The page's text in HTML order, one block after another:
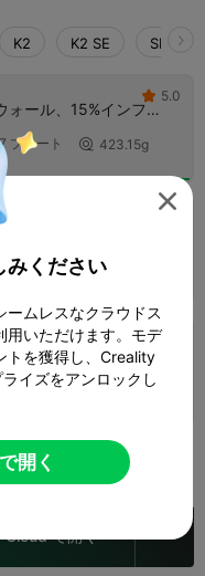
K2 K2 SE
ール、15%インフィ
7 プレート  423.15g
 5.0
ォール、15%インフィ
ール、15%インフィ
5 プレート  469.07g
で開く

みください
ームレスなクラウドス
用いただけます。モデ
トを獲得し、Creality
イズをアンロックし
開く